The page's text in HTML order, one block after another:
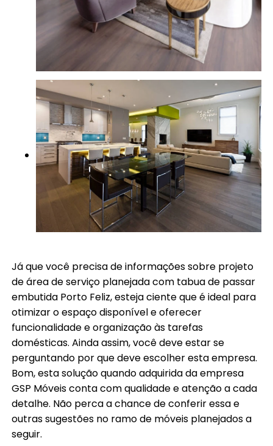
Já que você precisa de informações sobre projeto
de área de serviço planejada com tabua de passar
embutida Porto Feliz, esteja ciente que é ideal para
otimizar o espaço disponível e oferecer
funcionalidade e organização às tarefas
domésticas. Ainda assim, você deve estar se
perguntando por que deve escolher esta empresa.
Bom, esta solução quando adquirida da empresa
GSP Móveis conta com qualidade e atenção a cada
detalhe. Não perca a chance de conferir essa e
outras sugestões no ramo de móveis planejados a
seguir.